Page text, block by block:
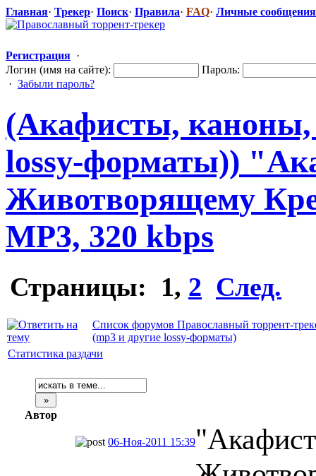
Главная· Трекер· Поиск· Правила· FAQ· Личные сообщения
Регистрация ·
Логин (имя на сайте):
Пароль:
· Забыли пароль?
(Акафисты, каноны,
lossy-формат​ы))
Животворящем​у
MP3, 320 kbps
Страницы: 1, 2 След.
Список форумов Православный торрент-
(mp3 и другие lossy-форматы)
Статистика раздачи
Автор
06-Ноя-2011 15:39